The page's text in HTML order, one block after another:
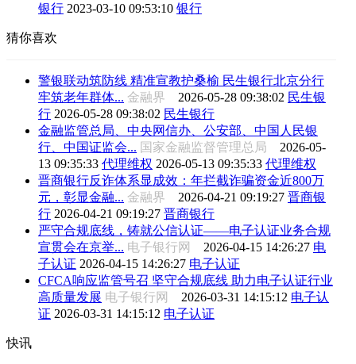
银行 2023-03-10 09:53:10 银行
猜你喜欢
警银联动筑防线 精准宣教护桑榆 民生银行北京分行
牢筑老年群体... 金融界 2026-05-28 09:38:02 民生银
行 2026-05-28 09:38:02 民生银行
金融监管总局、中央网信办、公安部、中国人民银
行、中国证监会... 国家金融监督管理总局 2026-05-
13 09:35:33 代理维权 2026-05-13 09:35:33 代理维权
晋商银行反诈体系显成效：年拦截诈骗资金近800万
元，彰显金融... 金融界 2026-04-21 09:19:27 晋商银
行 2026-04-21 09:19:27 晋商银行
严守合规底线，铸就公信认证——电子认证业务合规
宣贯会在京举... 电子银行网 2026-04-15 14:26:27 电
子认证 2026-04-15 14:26:27 电子认证
CFCA响应监管号召 坚守合规底线 助力电子认证行业
高质量发展 电子银行网 2026-03-31 14:15:12 电子认
证 2026-03-31 14:15:12 电子认证
快讯